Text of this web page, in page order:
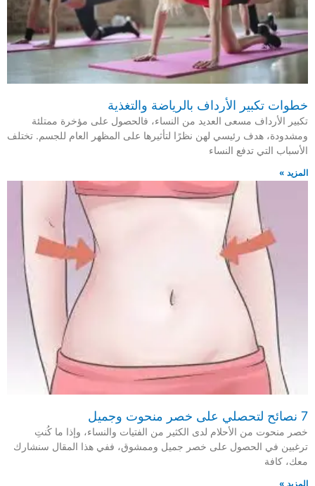
خطوات تكبير الأرداف بالرياضة والتغذية
تكبير الأرداف مسعى العديد من النساء، فالحصول على مؤخرة ممتلئة
ومشدودة، هدف رئيسي لهن نظرًا لتأثيرها على المظهر العام للجسم. تختلف
الأسباب التي تدفع النساء
المزيد »
7 نصائح لتحصلي على خصر منحوت وجميل
خصر منحوت من الأحلام لدى الكثير من الفتيات والنساء، وإذا ما كُنتِ
ترغبين في الحصول على خصر جميل وممشوق، ففي هذا المقال سنشارك
معك، كافة
المزيد »